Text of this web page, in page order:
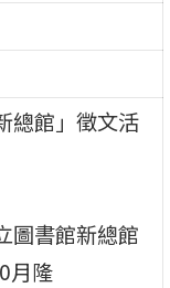
總館」徵文活
圖書館新總館
月隆